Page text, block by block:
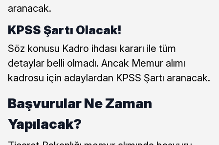
aranacak.
KPSS Şartı Olacak!
Söz konusu Kadro ihdası kararı ile tüm
detaylar belli olmadı. Ancak Memur alımı
kadrosu için adaylardan KPSS Şartı aranacak.
Başvurular Ne Zaman
Yapılacak?